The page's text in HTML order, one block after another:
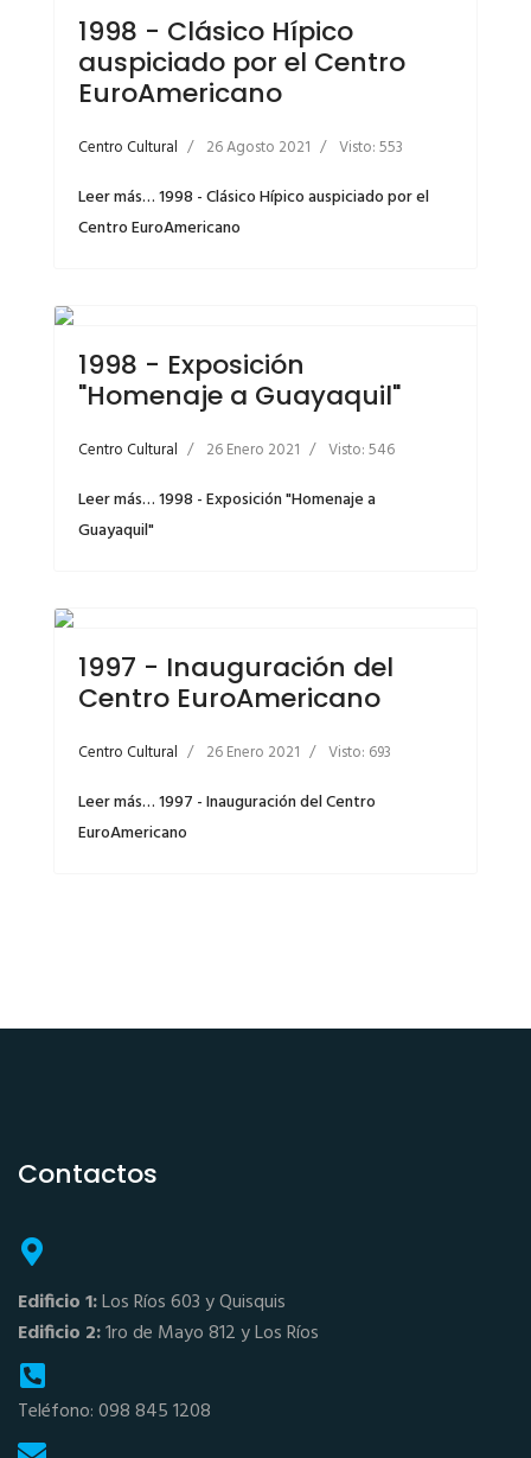
1998 - Clásico Hípico
auspiciado por el Centro
EuroAmericano
Centro Cultural 26 Agosto 2021 Visto: 553
Leer más… 1998 - Clásico Hípico auspiciado por el
Centro EuroAmericano
1998 - Exposición
"Homenaje a Guayaquil"
Centro Cultural 26 Enero 2021 Visto: 546
Leer más… 1998 - Exposición "Homenaje a
Guayaquil"
1997 - Inauguración del
Centro EuroAmericano
Centro Cultural 26 Enero 2021 Visto: 693
Leer más… 1997 - Inauguración del Centro
EuroAmericano
Contactos
Edificio 1:Los Ríos 603 y Quisquis
Edificio 2:1ro de Mayo 812 y Los Ríos
Teléfono: 098 845 1208